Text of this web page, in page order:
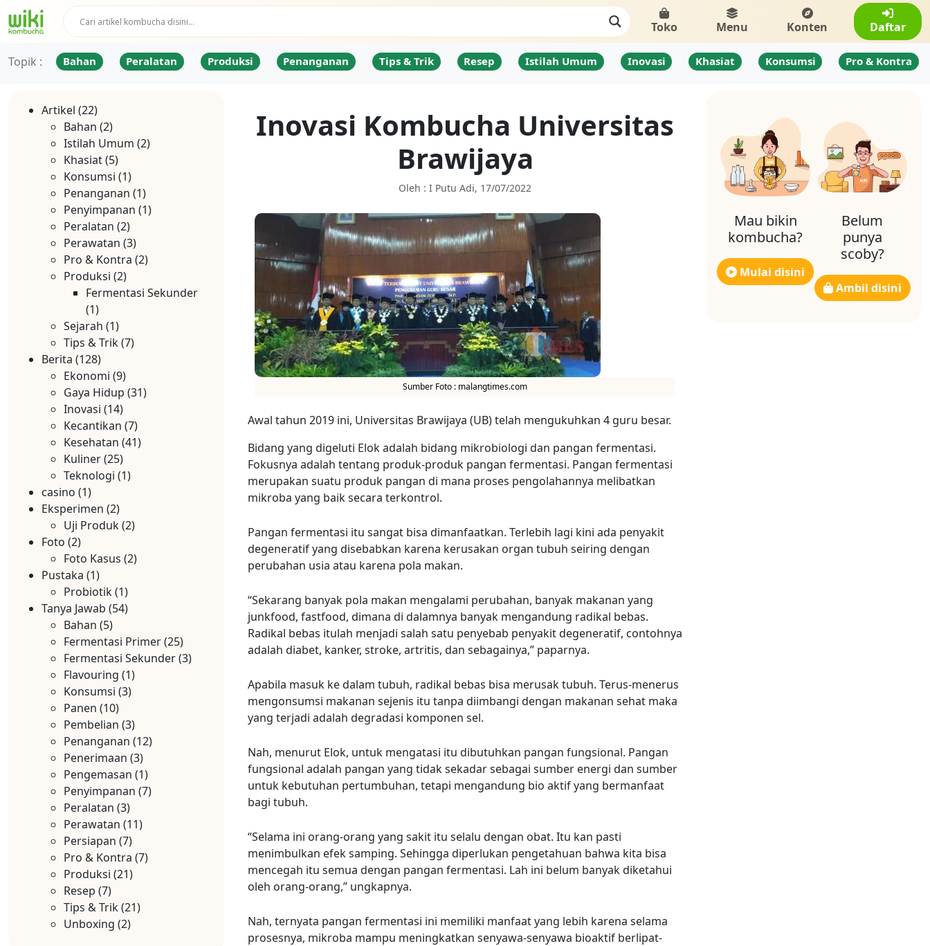
Toko Menu Konten Daftar
Topik : Bahan Peralatan Produksi Penanganan Tips & Trik Resep Istilah Umum Inovasi Khasiat Konsumsi Pro & Kontra
Mau bikin
kombucha?
Mulai disini
Belum
punya
scoby?
Ambil disini
Inovasi Kombucha Universitas
Brawijaya
Oleh : I Putu Adi, 17/07/2022
Sumber Foto : malangtimes.com
Awal tahun 2019 ini, Universitas Brawijaya (UB) telah mengukuhkan 4 guru besar.
Bidang yang digeluti Elok adalah bidang mikrobiologi dan pangan fermentasi.
Fokusnya adalah tentang produk-produk pangan fermentasi. Pangan fermentasi
merupakan suatu produk pangan di mana proses pengolahannya melibatkan
mikroba yang baik secara terkontrol.
Pangan fermentasi itu sangat bisa dimanfaatkan. Terlebih lagi kini ada penyakit
degeneratif yang disebabkan karena kerusakan organ tubuh seiring dengan
perubahan usia atau karena pola makan.
“Sekarang banyak pola makan mengalami perubahan, banyak makanan yang
junkfood, fastfood, dimana di dalamnya banyak mengandung radikal bebas.
Radikal bebas itulah menjadi salah satu penyebab penyakit degeneratif, contohnya
adalah diabet, kanker, stroke, artritis, dan sebagainya,” paparnya.
Apabila masuk ke dalam tubuh, radikal bebas bisa merusak tubuh. Terus-menerus
mengonsumsi makanan sejenis itu tanpa diimbangi dengan makanan sehat maka
yang terjadi adalah degradasi komponen sel.
Nah, menurut Elok, untuk mengatasi itu dibutuhkan pangan fungsional. Pangan
fungsional adalah pangan yang tidak sekadar sebagai sumber energi dan sumber
untuk kebutuhan pertumbuhan, tetapi mengandung bio aktif yang bermanfaat
bagi tubuh.
“Selama ini orang-orang yang sakit itu selalu dengan obat. Itu kan pasti
menimbulkan efek samping. Sehingga diperlukan pengetahuan bahwa kita bisa
mencegah itu semua dengan pangan fermentasi. Lah ini belum banyak diketahui
oleh orang-orang,” ungkapnya.
Nah, ternyata pangan fermentasi ini memiliki manfaat yang lebih karena selama
prosesnya, mikroba mampu meningkatkan senyawa-senyawa bioaktif berlipat-
Artikel (22)
Bahan (2)
Istilah Umum (2)
Khasiat(5)
Konsumsi (1)
Penanganan (1)
Penyimpanan (1)
Peralatan (2)
Perawatan (3)
Pro & Kontra (2)
Produksi (2)
Fermentasi Sekunder
(1)
Sejarah (1)
Tips & Trik(7)
Berita (128)
Ekonomi (9)
Gaya Hidup (31)
Inovasi (14)
Kecantikan (7)
Kesehatan (41)
Kuliner(25)
Teknologi (1)
casino (1)
Eksperimen (2)
Uji Produk(2)
Foto (2)
Foto Kasus (2)
Pustaka (1)
Probiotik(1)
Tanya Jawab (54)
Bahan (5)
Fermentasi Primer(25)
Fermentasi Sekunder(3)
Flavouring (1)
Konsumsi (3)
Panen (10)
Pembelian (3)
Penanganan (12)
Penerimaan (3)
Pengemasan (1)
Penyimpanan (7)
Peralatan (3)
Perawatan (11)
Persiapan (7)
Pro & Kontra (7)
Produksi (21)
Resep (7)
Tips & Trik(21)
Unboxing (2)